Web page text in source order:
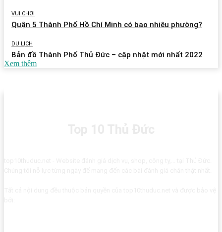
VUI CHƠI
Quận 5 Thành Phố Hồ Chí Minh có bao nhiêu phường?
DU LỊCH
Bản đồ Thành Phố Thủ Đức – cập nhật mới nhất 2022
Xem thêm